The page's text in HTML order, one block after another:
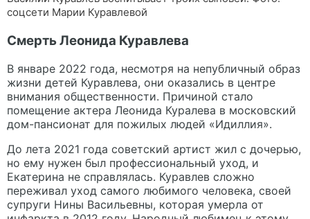
соцсети Марии Куравлевой
Смерть Леонида Куравлева
В январе 2022 года, несмотря на непубличный образ
жизни детей Куравлева, они оказались в центре
внимания общественности. Причиной стало
помещение актера Леонида Куралева в московский
дом-пансионат для пожилых людей «Идиллия».
До лета 2021 года советский артист жил с дочерью,
но ему нужен был профессиональный уход, и
Екатерина не справлялась. Куравлев сложно
переживал уход самого любимого человека, своей
супруги Нины Васильевны, которая умерла от